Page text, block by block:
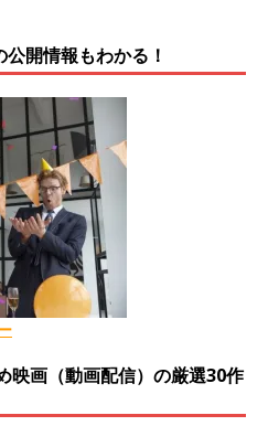
開情報もわかる！
映画（動画配信）の厳選30作